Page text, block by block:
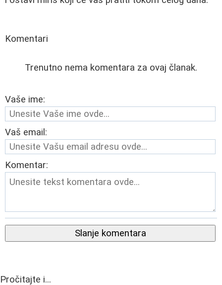
Komentari
Trenutno nema komentara za ovaj članak.
Vaše ime:
Vaš email:
Komentar:
Slanje komentara
Pročitajte i...